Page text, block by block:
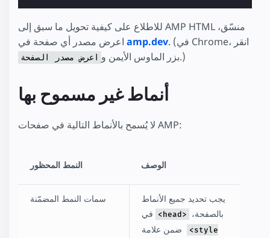
للاطلاع على كيفية تحويل ما سبق إلى AMP HTML منسّق،
amp.dev. (في Chrome، انقر
بزر الماوس الأيمن و اعرض مصدر الصفحة .)
أنماط غير مسموح بها
لا يُسمح بالأنماط التالية في صفحات AMP:
النمط المحظور الوصف
سمات النمط المضمّنة
يجب تحديد جميع الأنماط
<head>
<style